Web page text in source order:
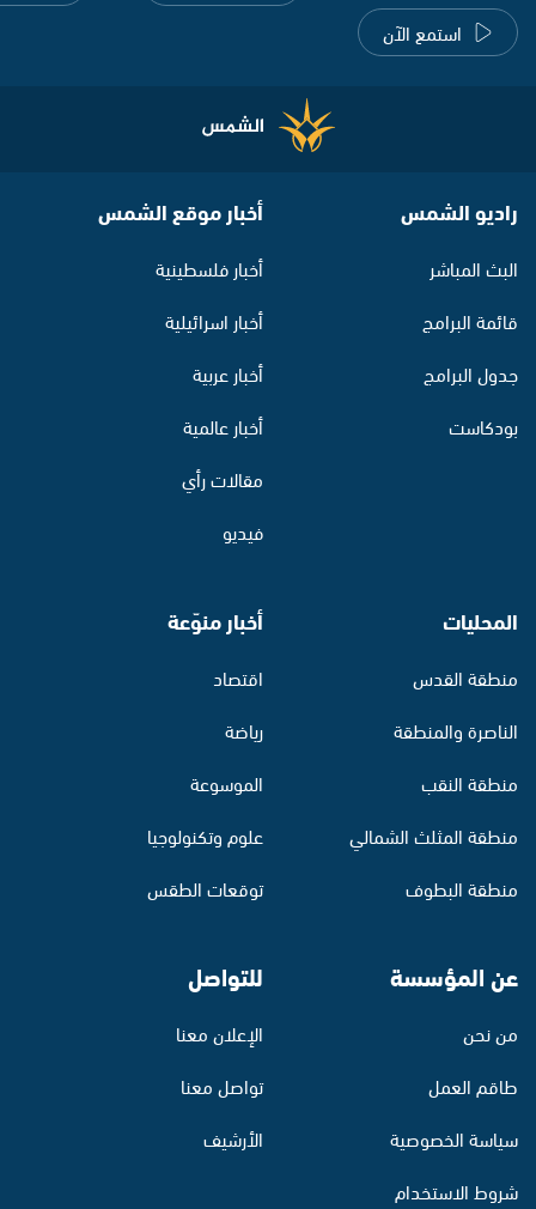
استمع الآن
راديو الشمس
البث المباشر
قائمة البرامج
جدول البرامج
بودكاست
أخبار موقع الشمس
أخبار فلسطينية
أخبار اسرائيلية
أخبار عربية
أخبار عالمية
مقالات رأي
فيديو
المحليات
منطقة القدس
الناصرة والمنطقة
منطقة النقب
منطقة المثلث الشمالي
منطقة البطوف
أخبار منوّعة
اقتصاد
رياضة
الموسوعة
علوم وتكنولوجيا
توقعات الطقس
عن المؤسسة
من نحن
طاقم العمل
سياسة الخصوصية
شروط الاستخدام
للتواصل
الإعلان معنا
تواصل معنا
الأرشيف